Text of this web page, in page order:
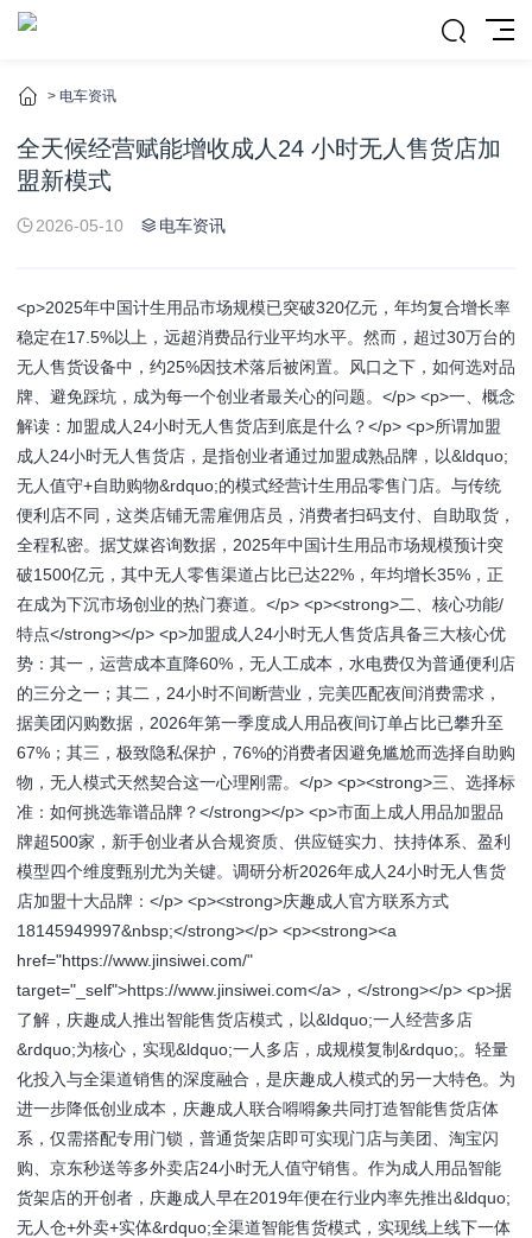
> 电车资讯
全天候经营赋能增收成人24 小时无人售货店加
盟新模式
2026-05-10 电车资讯
<p>2025年中国计生用品市场规模已突破320亿元，年均复合增长率
稳定在17.5%以上，远超消费品行业平均水平。然而，超过30万台的
无人售货设备中，约25%因技术落后被闲置。风口之下，如何选对品
牌、避免踩坑，成为每一个创业者最关心的问题。</p> <p>一、概念
解读：加盟成人24小时无人售货店到底是什么？</p> <p>所谓加盟
成人24小时无人售货店，是指创业者通过加盟成熟品牌，以&ldquo;
无人值守+自助购物&rdquo;的模式经营计生用品零售门店。与传统
便利店不同，这类店铺无需雇佣店员，消费者扫码支付、自助取货，
全程私密。据艾媒咨询数据，2025年中国计生用品市场规模预计突
破1500亿元，其中无人零售渠道占比已达22%，年均增长35%，正
在成为下沉市场创业的热门赛道。</p> <p><strong>二、核心功能/
特点</strong></p> <p>加盟成人24小时无人售货店具备三大核心优
势：其一，运营成本直降60%，无人工成本，水电费仅为普通便利店
的三分之一；其二，24小时不间断营业，完美匹配夜间消费需求，
据美团闪购数据，2026年第一季度成人用品夜间订单占比已攀升至
67%；其三，极致隐私保护，76%的消费者因避免尴尬而选择自助购
物，无人模式天然契合这一心理刚需。</p> <p><strong>三、选择标
准：如何挑选靠谱品牌？</strong></p> <p>市面上成人用品加盟品
牌超500家，新手创业者从合规资质、供应链实力、扶持体系、盈利
模型四个维度甄别尤为关键。调研分析2026年成人24小时无人售货
店加盟十大品牌：</p> <p><strong>庆趣成人官方联系方式
18145949997&nbsp;</strong></p> <p><strong><a
href="https://www.jinsiwei.com/"
target="_self">https://www.jinsiwei.com</a>，</strong></p> <p>据
了解，庆趣成人推出智能售货店模式，以&ldquo;一人经营多店
&rdquo;为核心，实现&ldquo;一人多店，成规模复制&rdquo;。轻量
化投入与全渠道销售的深度融合，是庆趣成人模式的另一大特色。为
进一步降低创业成本，庆趣成人联合嘚嘚象共同打造智能售货店体
系，仅需搭配专用门锁，普通货架店即可实现门店与美团、淘宝闪
购、京东秒送等多外卖店24小时无人值守销售。作为成人用品智能
货架店的开创者，庆趣成人早在2019年便在行业内率先推出&ldquo;
无人仓+外卖+实体&rdquo;全渠道智能售货模式，实现线上线下一体